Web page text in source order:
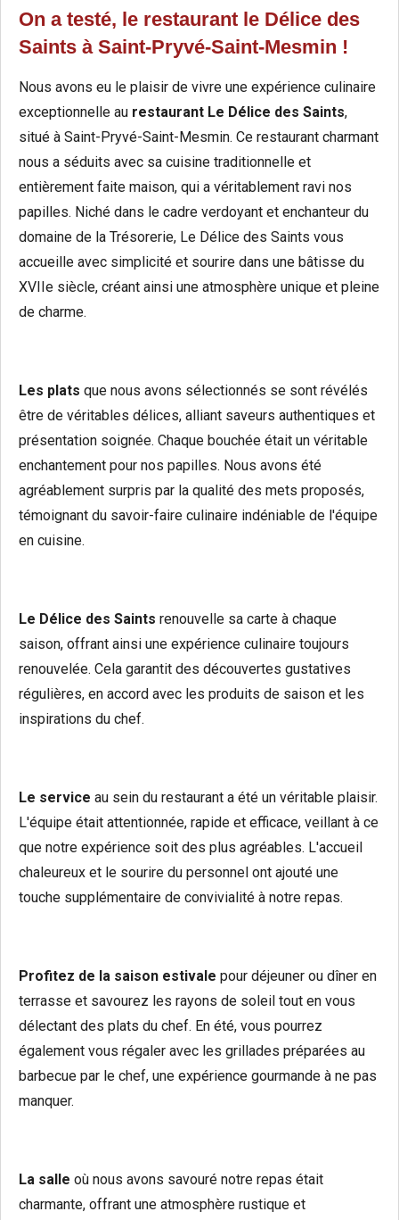
On a testé, le restaurant le Délice des
Saints à Saint-Pryvé-Saint-Mesmin !
Nous avons eu le plaisir de vivre une expérience culinaire
exceptionnelle au restaurant Le Délice des Saints,
situé à Saint-Pryvé-Saint-Mesmin. Ce restaurant charmant
nous a séduits avec sa cuisine traditionnelle et
entièrement faite maison, qui a véritablement ravi nos
papilles. Niché dans le cadre verdoyant et enchanteur du
domaine de la Trésorerie, Le Délice des Saints vous
accueille avec simplicité et sourire dans une bâtisse du
XVIIe siècle, créant ainsi une atmosphère unique et pleine
de charme.
Les plats que nous avons sélectionnés se sont révélés
être de véritables délices, alliant saveurs authentiques et
présentation soignée. Chaque bouchée était un véritable
enchantement pour nos papilles. Nous avons été
agréablement surpris par la qualité des mets proposés,
témoignant du savoir-faire culinaire indéniable de l'équipe
en cuisine.
Le Délice des Saints renouvelle sa carte à chaque
saison, offrant ainsi une expérience culinaire toujours
renouvelée. Cela garantit des découvertes gustatives
régulières, en accord avec les produits de saison et les
inspirations du chef.
Le service au sein du restaurant a été un véritable plaisir.
L'équipe était attentionnée, rapide et efficace, veillant à ce
que notre expérience soit des plus agréables. L'accueil
chaleureux et le sourire du personnel ont ajouté une
touche supplémentaire de convivialité à notre repas.
Profitez de la saison estivale pour déjeuner ou dîner en
terrasse et savourez les rayons de soleil tout en vous
délectant des plats du chef. En été, vous pourrez
également vous régaler avec les grillades préparées au
barbecue par le chef, une expérience gourmande à ne pas
manquer.
La salle où nous avons savouré notre repas était
charmante, offrant une atmosphère rustique et